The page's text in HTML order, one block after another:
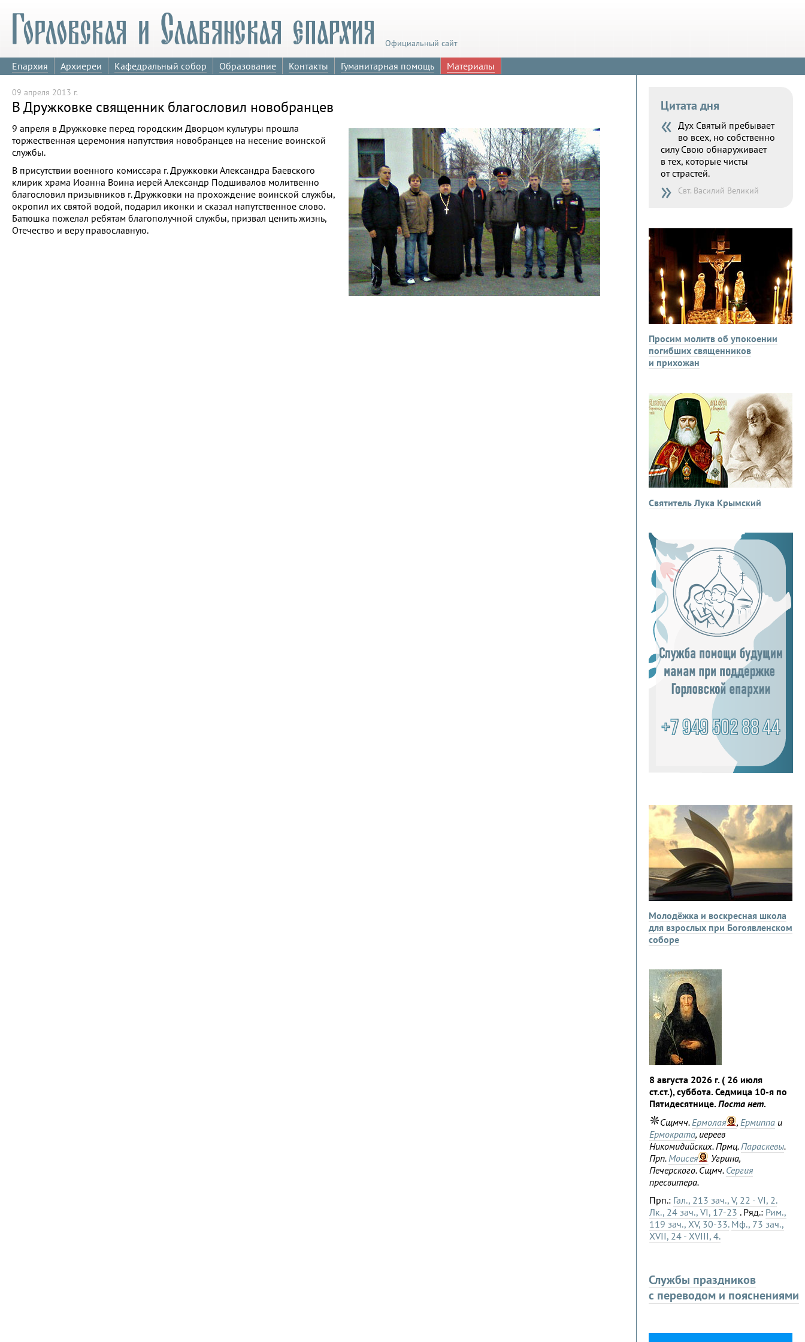
Официальный сайт
Епархия Архиереи Кафедральный собор Образование Контакты Гуманитарная помощь Материалы
09 апреля 2013 г.
В Дружковке священник благословил новобранцев
9 апреля в Дружковке перед городским Дворцом культуры прошла
торжественная церемония напутствия новобранцев на несение воинской
службы.
В присутствии военного комиссара г. Дружковки Александра Баевского
клирик храма Иоанна Воина иерей Александр Подшивалов молитвенно
благословил призывников г. Дружковки на прохождение воинской службы,
окропил их святой водой, подарил иконки и сказал напутственное слово.
Батюшка пожелал ребятам благополучной службы, призвал ценить жизнь,
Отечество и веру православную.
Цитата дня
« Дух Святый пребывает
во всех, но собственно
силу Свою обнаруживает
в тех, которые чисты
от страстей.
» Свт. Василий Великий
Просим молитв об упокоении
погибших священников
и прихожан
Святитель Лука Крымский
Молодёжка и воскресная школа
для взрослых при Богоявленском
соборе
8 августа 2026 г. ( 26 июля
ст.ст.), суббота. Седмица 10-я по
Пятидесятнице.Поста нет.
Сщмчч.Ермолая , Ермиппа и
Ермократа, иереев
Никомидийских. Прмц.Параскевы.
Прп.Моисея
Угрина,
Печерского. Сщмч. Сергия
пресвитера.
Прп.: Гал., 213 зач., V, 22 - VI, 2.
Лк., 24 зач., VI, 17-23 . Ряд.: Рим.,
119 зач., XV, 30-33. Мф., 73 зач.,
XVII, 24 - XVIII, 4.
Службы праздников
с переводом и пояснениями